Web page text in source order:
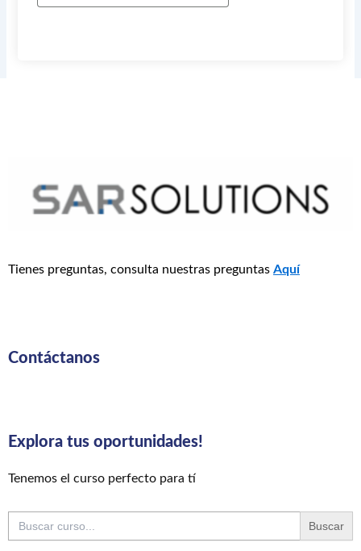
Tienes preguntas, consulta nuestras preguntas Aquí
Contáctanos
Explora tus oportunidades!
Tenemos el curso perfecto para tí
Buscar: